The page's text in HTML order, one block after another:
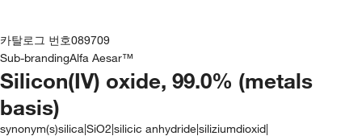
카탈로그 번호089709
Sub-brandingAlfa Aesar™
Silicon(IV) oxide, 99.0% (metals
basis)
synonym(s)silica|SiO2|silicic anhydride|siliziumdioxid|